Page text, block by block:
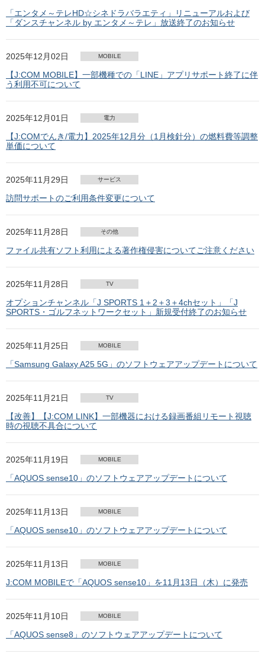
「エンタメ～テレHD☆シネドラバラエティ」リニューアルおよび
「ダンスチャンネル by エンタメ～テレ」放送終了のお知らせ
2025年12月02日 MOBILE
【J:COM MOBILE】一部機種での「LINE」アプリサポート終了に伴
う利用不可について
2025年12月01日 電力
【J:COMでんき/電力】2025年12月分（1月検針分）の燃料費等調整
単価について
2025年11月29日 サービス
訪問サポートのご利用条件変更について
2025年11月28日 その他
ファイル共有ソフト利用による著作権侵害についてご注意ください
2025年11月28日 TV
オプションチャンネル「J SPORTS 1＋2＋3＋4chセット」「J
SPORTS・ゴルフネットワークセット」新規受付終了のお知らせ
2025年11月25日 MOBILE
「Samsung Galaxy A25 5G」のソフトウェアアップデートについて
2025年11月21日 TV
【改善】【J:COM LINK】一部機器における録画番組リモート視聴
時の視聴不具合について
2025年11月19日 MOBILE
「AQUOS sense10」のソフトウェアアップデートについて
2025年11月13日 MOBILE
「AQUOS sense10」のソフトウェアアップデートについて
2025年11月13日 MOBILE
J:COM MOBILEで「AQUOS sense10」を11月13日（木）に発売
2025年11月10日 MOBILE
「AQUOS sense8」のソフトウェアアップデートについて